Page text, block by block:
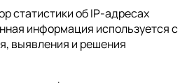
статистики об IP-адресах
информация используется с
выявления и решения